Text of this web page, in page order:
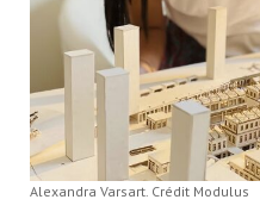
Alexandra Varsart. Crédit Modulus